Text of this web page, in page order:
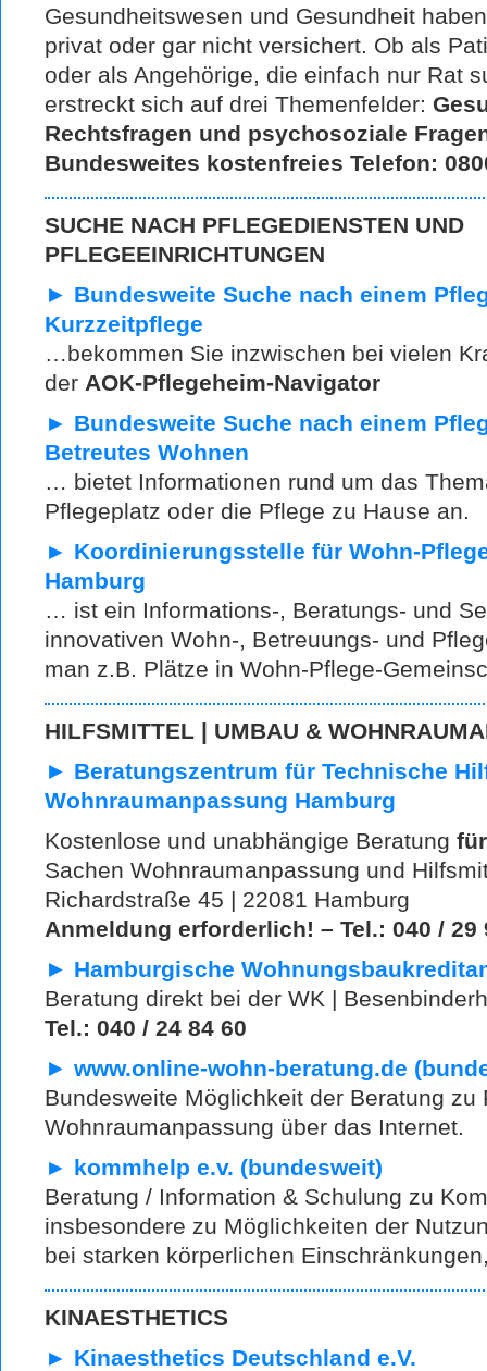
Gesundheitswesen und Gesundheit
privat oder gar nicht versichert. Ob als
oder als Angehörige, die einfach nur Rat
erstreckt sich auf drei Themenfelder:
Rechtsfragen und psychosoziale
Bundesweites kostenfreies Telefon:
SUCHE NACH PFLEGEDIENSTEN UND
PFLEGEEINRICHTUNGEN
► Bundesweite Suche nach einem
Kurzzeitpflege
…bekommen Sie inzwischen bei vielen
der AOK-Pflegeheim-Navigator
► Bundesweite Suche nach einem
Betreutes Wohnen
… bietet Informationen rund um das
Pflegeplatz oder die Pflege zu Hause an.
► Koordinierungsstelle für Wohn-
Hamburg
… ist ein Informations-, Beratungs- und
innovativen Wohn-, Betreuungs- und
man z.B. Plätze in Wohn-Pflege-
HILFSMITTEL | UMBAU &
► Beratungszentrum für Technische
Wohnraumanpassung Hamburg
Kostenlose und unabhängige Beratung
Sachen Wohnraumanpassung und
Richardstraße 45 | 22081 Hamburg
Anmeldung erforderlich! – Tel.: 040 / 29
► Hamburgische
Beratung direkt bei der WK |
Tel.: 040 / 24 84 60
► www.online-wohn-beratung.de
Bundesweite Möglichkeit der Beratung zu
Wohnraumanpassung über das Internet.
► kommhelp e.v. (bundesweit)
Beratung / Information & Schulung zu
insbesondere zu Möglichkeiten der
bei starken körperlichen
KINAESTHETICS
► Kinaesthetics Deutschland e.V.